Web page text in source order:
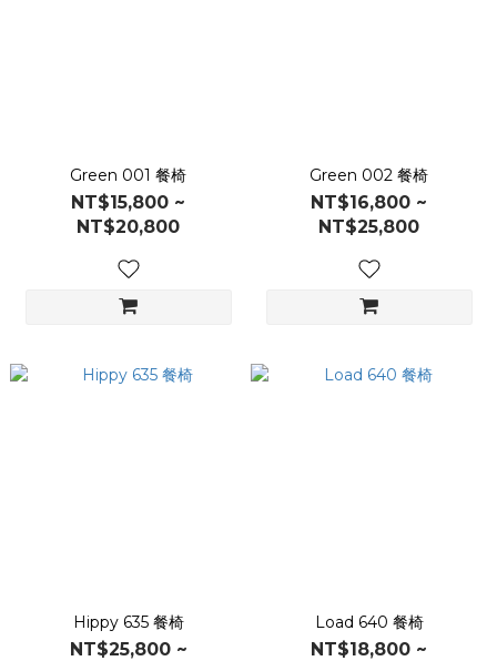
Green 001 餐椅
NT$15,800 ~
NT$20,800
Green 002 餐椅
NT$16,800 ~
NT$25,800
Hippy 635 餐椅
NT$25,800 ~
Load 640 餐椅
NT$18,800 ~